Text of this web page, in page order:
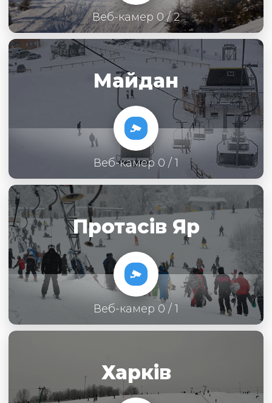
Веб-камер 0 / 2
Майдан
Веб-камер 0 / 1
Протасів Яр
Веб-камер 0 / 1
Харків